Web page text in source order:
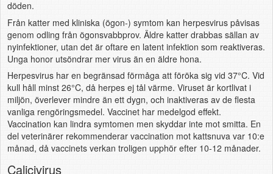
döden.
Från katter med kliniska (ögon-) symtom kan herpesvirus påvisas
genom odling från ögonsvabbprov. Äldre katter drabbas sällan av
nyinfektioner, utan det är oftare en latent infektion som reaktiveras.
Unga honor utsöndrar mer virus än en äldre hona.
Herpesvirus har en begränsad förmåga att föröka sig vid 37°C. Vid
kull håll minst 26°C, då herpes ej tål värme. Viruset är kortlivat i
miljön, överlever mindre än ett dygn, och inaktiveras av de flesta
vanliga rengöringsmedel. Vaccinet har medelgod effekt.
Vaccination kan lindra symtomen men skyddar inte mot smitta. En
del veterinärer rekommenderar vaccination mot kattsnuva var 10:e
månad, då vaccinets verkan troligen upphör efter 10-12 månader.
Calicivirus